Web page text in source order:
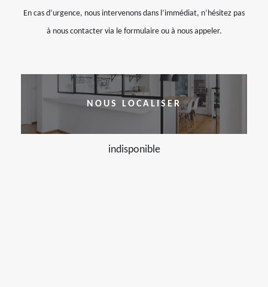
En cas d’urgence, nous intervenons dans l’immédiat, n’hésitez pas
à nous contacter via le formulaire ou à nous appeler.
NOUS LOCALISER
indisponible